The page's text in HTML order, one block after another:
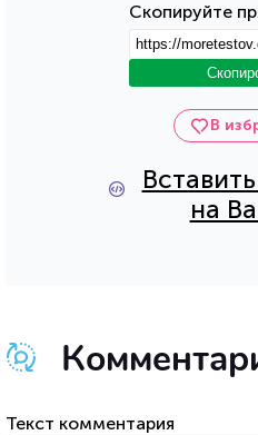
В
на
Скопируйте
Текст комментария